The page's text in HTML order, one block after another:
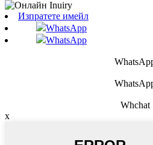
Изпратете имейл
WhatsApp
WhatsApp
Whchat
x